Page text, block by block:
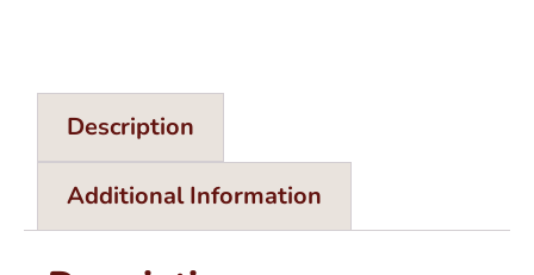
Description
Additional Information